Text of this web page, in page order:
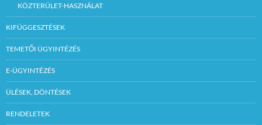
KÖZTERÜLET-HASZNÁLAT
KIFÜGGESZTÉSEK
TEMETŐI ÜGYINTÉZÉS
E-ÜGYINTÉZÉS
ÜLÉSEK, DÖNTÉSEK
RENDELETEK